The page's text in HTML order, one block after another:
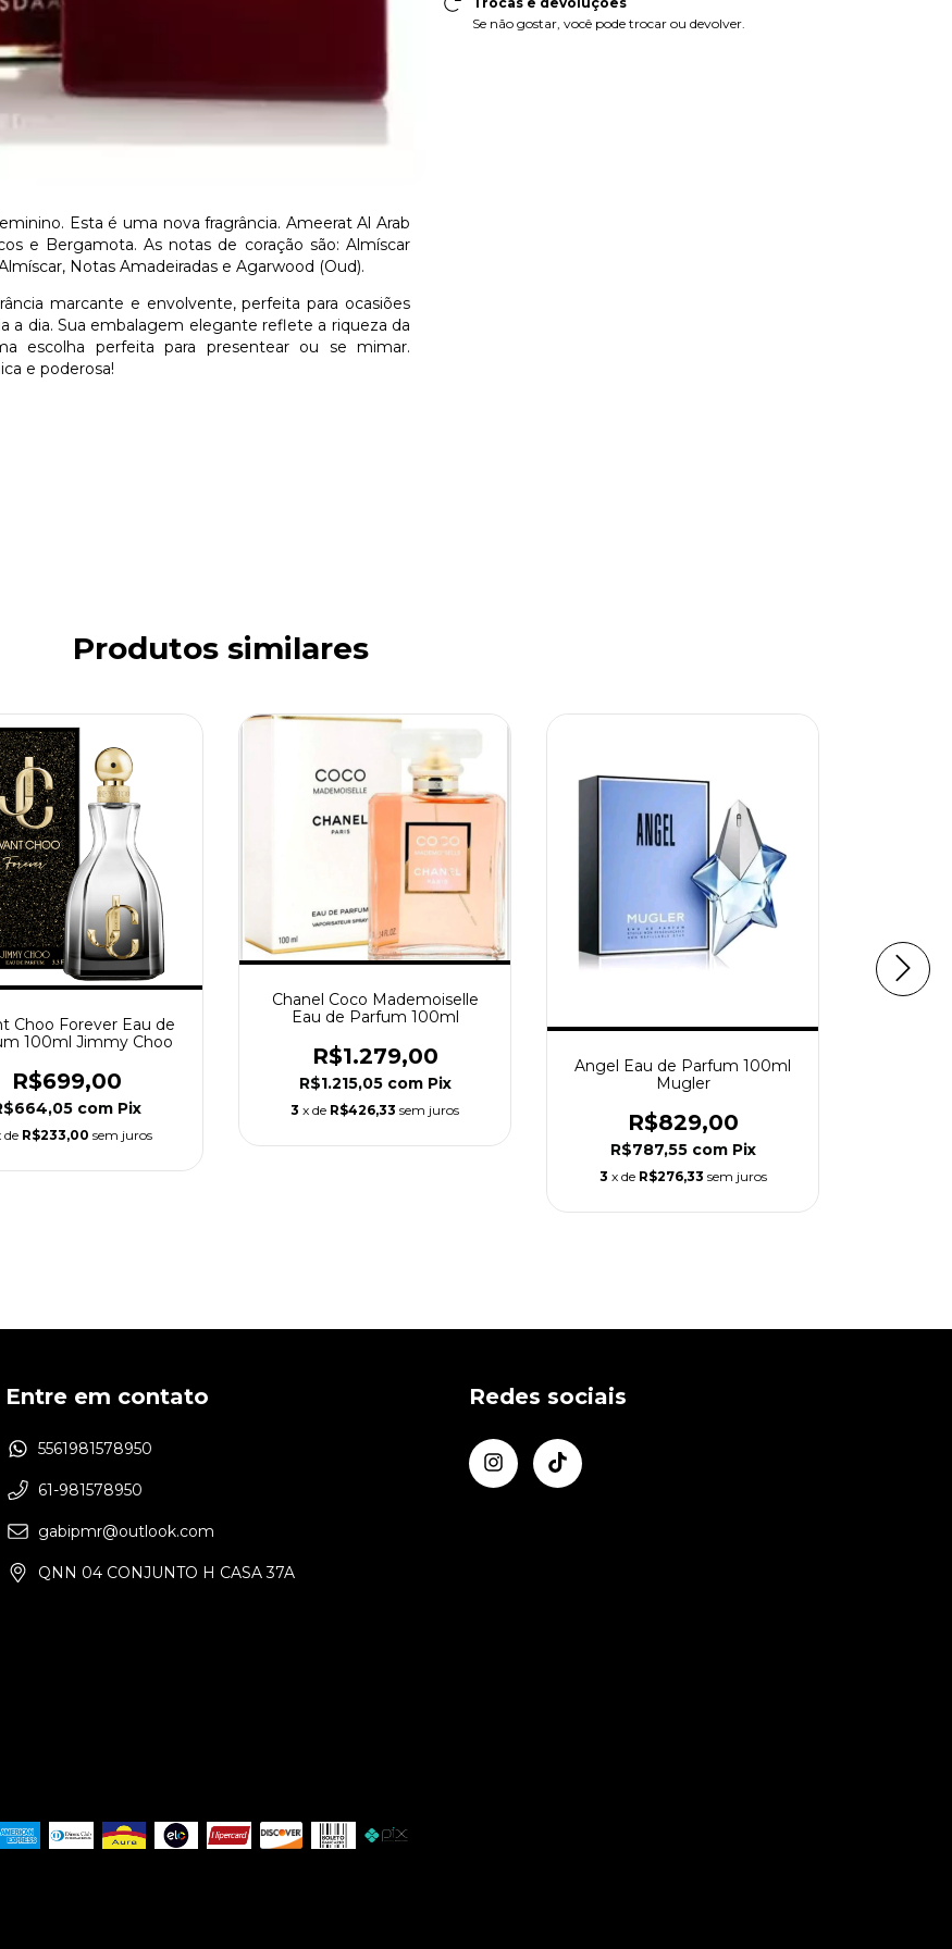
Esta é uma nova fragrância. Ameerat Al Arab
e Bergamota. As notas de coração são: Almíscar
Notas Amadeiradas e Agarwood (Oud).
marcante e envolvente, perfeita para ocasiões
a dia. Sua embalagem elegante reflete a riqueza da
escolha perfeita para presentear ou se mimar.
e poderosa!
Se não gostar, você pode trocar ou devolver.
Produtos similares
Choo Forever Eau de
100ml Jimmy Choo
R$699,00
com Pix
de R$233,00 sem juros
Chanel Coco Mademoiselle
Eau de Parfum 100ml
R$1.279,00
R$1.215,05 com Pix
3 x de R$426,33 sem juros
Angel Eau de Parfum 100ml
Mugler
R$829,00
R$787,55 com Pix
3 x de R$276,33 sem juros
Entre em contato
5561981578950
61-981578950
gabipmr@outlook.com
QNN 04 CONJUNTO H CASA 37A
Redes sociais